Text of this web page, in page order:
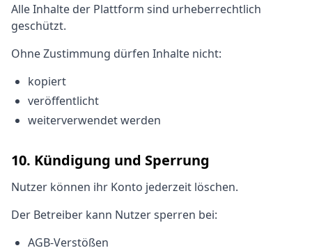
Alle Inhalte der Plattform sind urheberrechtlich
geschützt.
Ohne Zustimmung dürfen Inhalte nicht:
kopiert
veröffentlicht
weiterverwendet werden
10. Kündigung und Sperrung
Nutzer können ihr Konto jederzeit löschen.
Der Betreiber kann Nutzer sperren bei:
AGB-Verstößen